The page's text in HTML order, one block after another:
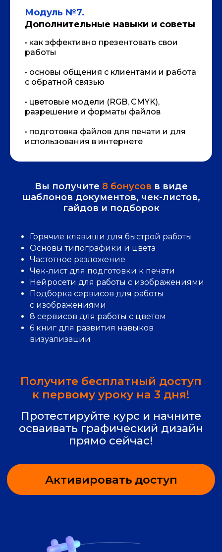
Модуль №7.
Дополнительные навыки и советы
• как эффективно презентовать свои
работы
• основы общения с клиентами и работа
с обратной связью
• цветовые модели (RGB, CMYK),
разрешение и форматы файлов
• подготовка файлов для печати и для
использования в интернете
Вы получите 8 бонусов в виде
шаблонов документов, чек-листов,
гайдов и подборок
Горячие клавиши для быстрой работы
Основы типографики и цвета
Частотное разложение
Чек-лист для подготовки к печати
Нейросети для работы с изображениями
Подборка сервисов для работы
с изображениями
8 сервисов для работы с цветом
6 книг для развития навыков
визуализации
РЕЗУЛЬТАТЫ ОБУЧЕНИЯ